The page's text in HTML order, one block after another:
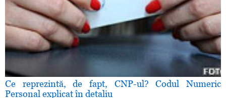
Ce reprezintă, de fapt, CNP-ul? Codul Numeric
Personal explicat în detaliu